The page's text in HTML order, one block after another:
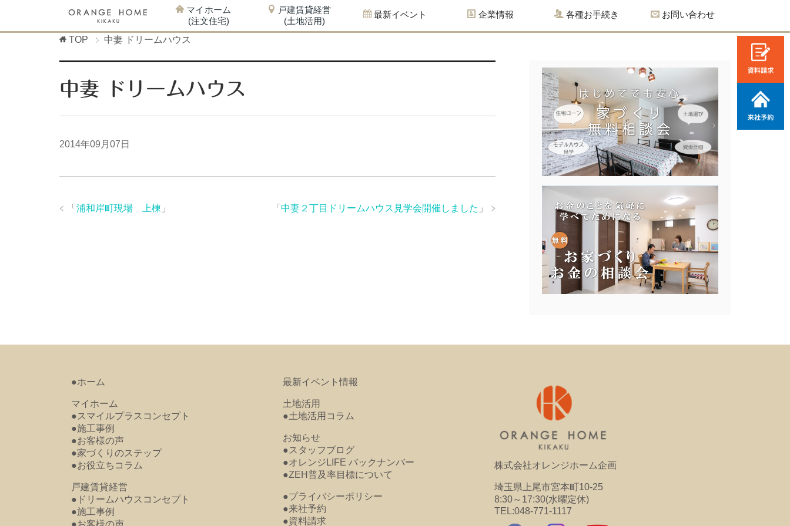
マイホーム
(注文住宅)
戸建賃貸経営
(土地活用)
最新イベント 企業情報 各種お手続き お問い合わせ
TOP 中妻 ドリームハウス
中妻 ドリームハウス
2014年09月07日
「中妻２丁目ドリームハウス見学会開催しました 」
「 浦和岸町現場 上棟 」
●ホーム
マイホーム
●スマイルプラスコンセプト
●施工事例
●お客様の声
●家づくりのステップ
●お役立ちコラム
戸建賃貸経営
●ドリームハウスコンセプト
●施工事例
最新イベント情報
土地活用
●土地活用コラム
お知らせ
●スタッフブログ
●オレンジLIFE バックナンバー
●ZEH普及率目標について
●プライバシーポリシー
●来社予約
●資料請求
株式会社オレンジホーム企画
埼玉県上尾市宮本町10-25
8:30～17:30(水曜定休)
TEL:048-771-1117